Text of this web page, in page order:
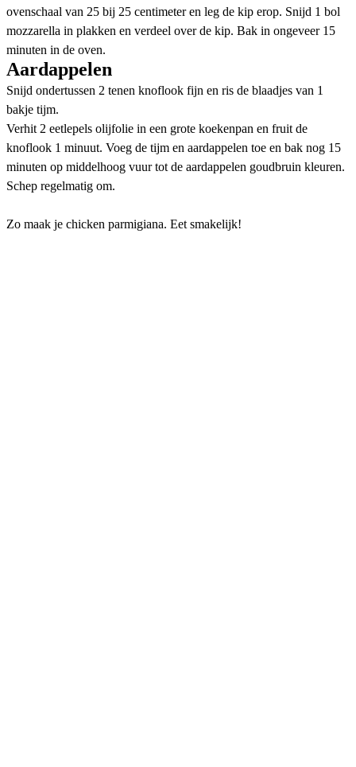
ovenschaal van 25 bij 25 centimeter en leg de kip erop. Snijd 1 bol
mozzarella in plakken en verdeel over de kip. Bak in ongeveer 15
minuten in de oven.
Aardappelen
Snijd ondertussen 2 tenen knoflook fijn en ris de blaadjes van 1
bakje tijm.
Verhit 2 eetlepels olijfolie in een grote koekenpan en fruit de
knoflook 1 minuut. Voeg de tijm en aardappelen toe en bak nog 15
minuten op middelhoog vuur tot de aardappelen goudbruin kleuren.
Schep regelmatig om.
Zo maak je chicken parmigiana. Eet smakelijk!